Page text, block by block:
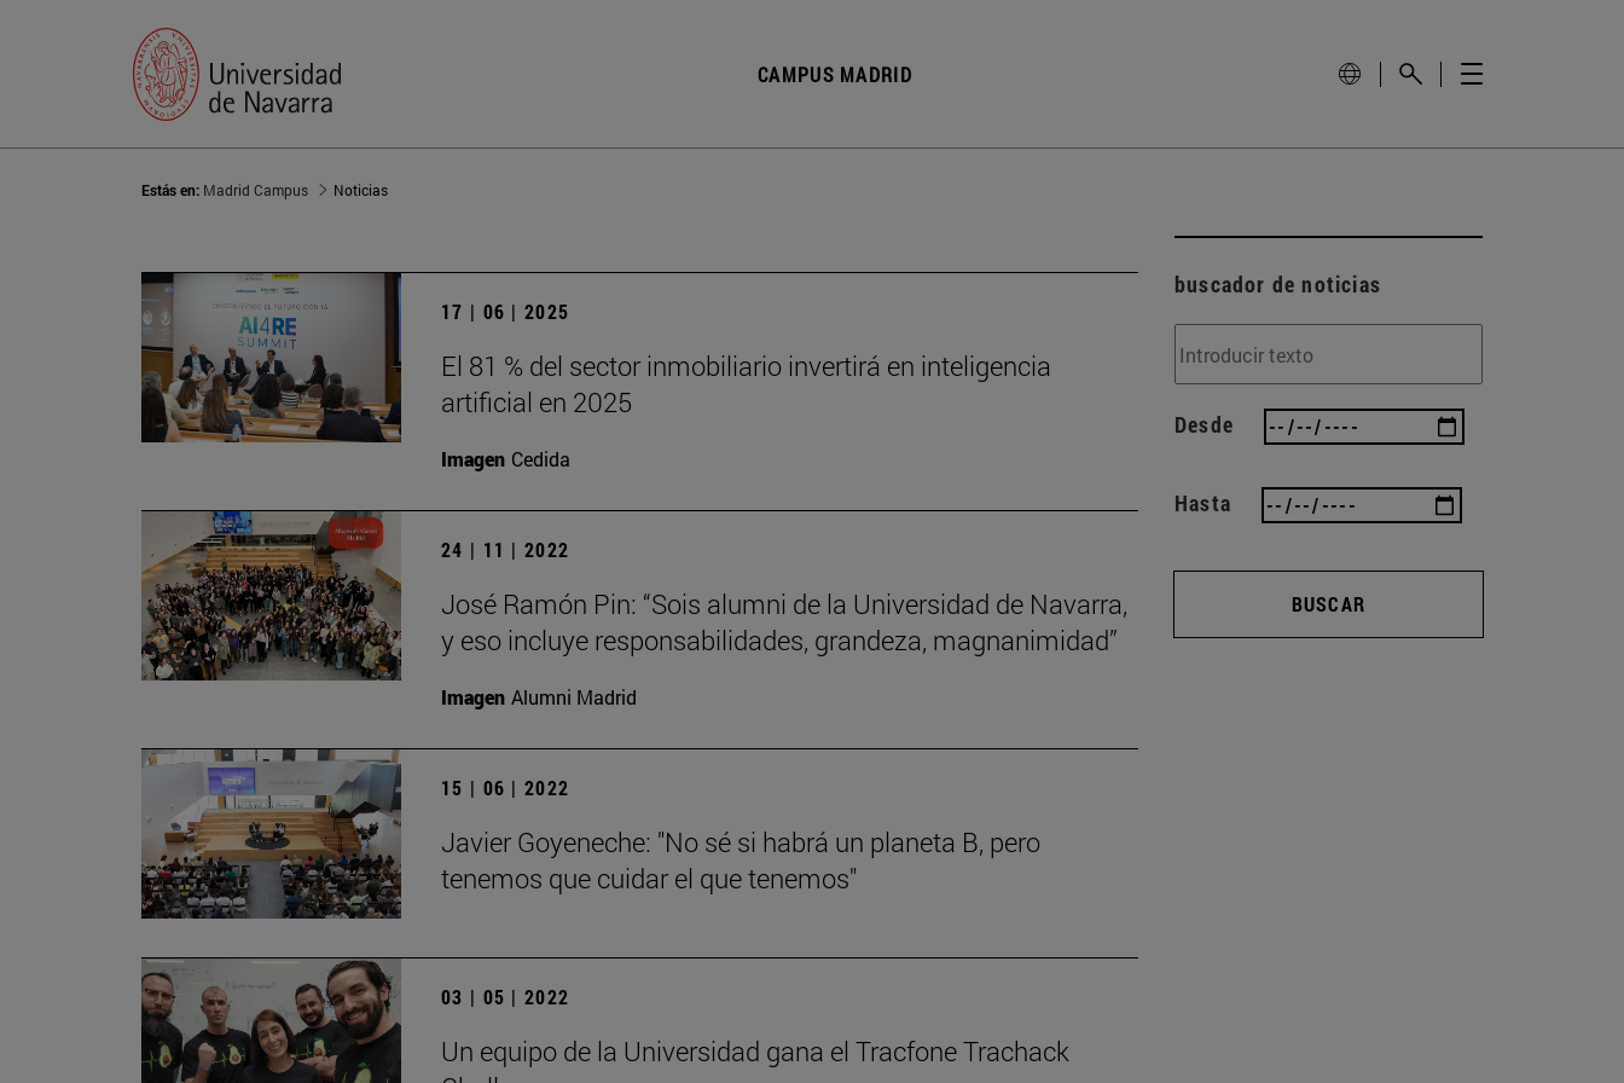
CAMPUS MADRID
Estás en: Madrid Campus Noticias
17 | 06 | 2025
El 81 % del sector inmobiliario invertirá en inteligencia
artificial en 2025
Imagen Cedida
24 | 11 | 2022
José Ramón Pin: “Sois alumni de la Universidad de Navarra,
y eso incluye responsabilidades, grandeza, magnanimidad”
Imagen Alumni Madrid
15 | 06 | 2022
Javier Goyeneche: "No sé si habrá un planeta B, pero
tenemos que cuidar el que tenemos"
03 | 05 | 2022
Un equipo de la Universidad gana el Tracfone Trachack
buscador de noticias
Desde
Hasta
BUSCAR